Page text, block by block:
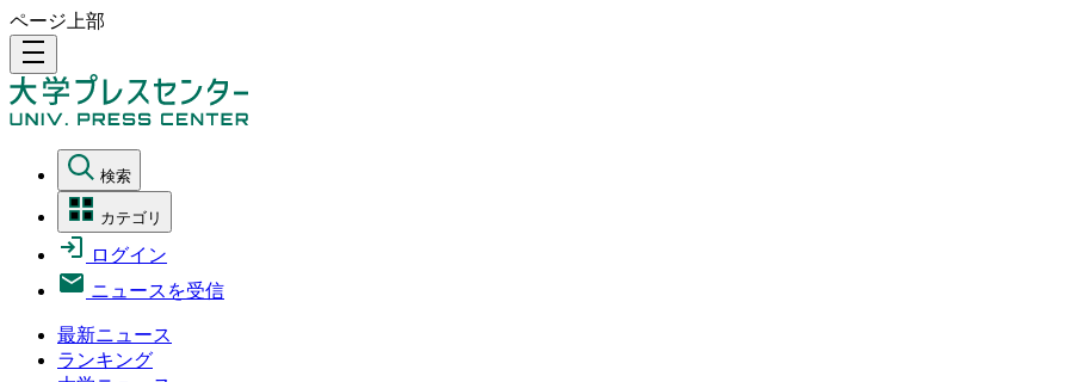
ページ上部
density_medium
検索
カテゴリ
ログイン
ニュースを受信
最新ニュース
ランキング